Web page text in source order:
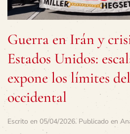
Guerra en Irán y
Estados Unidos:
expone los límites
occidental
Escrito en 05/04/2026. Publicado en